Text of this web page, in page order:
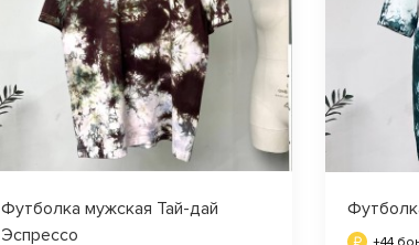
Футболка мужская Тай-дай
Эспрессо